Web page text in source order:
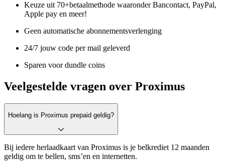
Keuze uit 70+betaalmethode waaronder Bancontact, PayPal,
Apple pay en meer!
Geen automatische abonnementsverlenging
24/7 jouw code per mail geleverd
Sparen voor dundle coins
Veelgestelde vragen over Proximus
Hoelang is Proximus prepaid geldig?
Bij iedere herlaadkaart van Proximus is je belkrediet 12 maanden
geldig om te bellen, sms’en en internetten.